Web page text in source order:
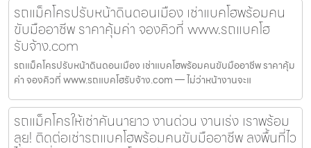
รถแม็คโครปรับหน้าดินดอนเมือง เช่าแบคโฮพร้อมคน
ขับมืออาชีพ ราคาคุ้มค่า จองคิวที่ www.รถแบคโฮ
รับจ้าง.com
รถแม็คโครปรับหน้าดินดอนเมือง เช่าแบคโฮพร้อมคนขับมืออาชีพ ราคาคุ้ม
ค่า จองคิวที่ www.รถแบคโฮรับจ้าง.com — ไม่ว่าหน้างานจะแ
รถแม็คโครให้เช่าคันนายาว งานด่วน งานเร่ง เราพร้อม
ลุย! ติดต่อเช่ารถแบคโฮพร้อมคนขับมืออาชีพ ลงพื้นที่ไว